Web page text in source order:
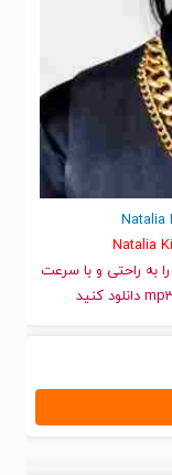
و قدیمی ناتالیا کیلز | Natalia Kills را به راحتی و با سرعت